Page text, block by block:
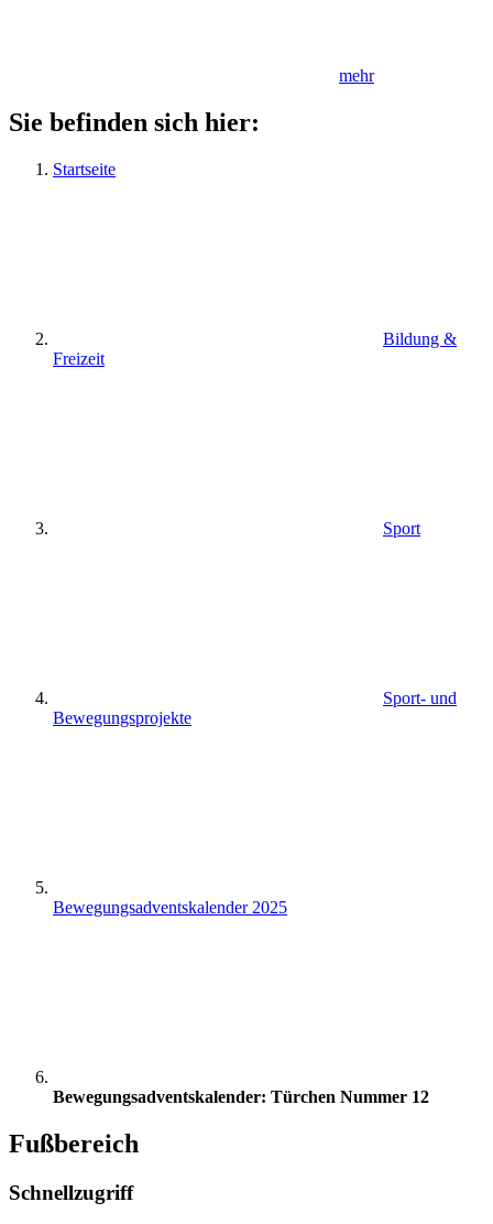
mehr
Sie befinden sich hier:
Startseite
Bildung &
Freizeit
Sport
Sport- und
Bewegungsprojekte
Bewegungsadventskalender 2025
Bewegungsadventskalender: Türchen Nummer 12
Fußbereich
Schnellzugriff